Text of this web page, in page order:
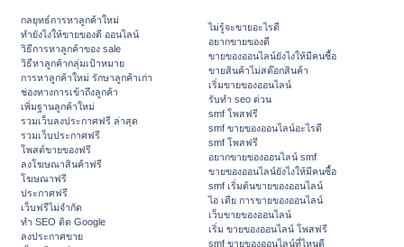
กลยุทธ์การหาลูกค้าใหม่
ทํายังไงให้ขายของดี ออนไลน์
วิธีการหาลูกค้าของ sale
วิธีหาลูกค้ากลุ่มเป้าหมาย
การหาลูกค้าใหม่ รักษาลูกค้าเก่า
ช่องทางการเข้าถึงลูกค้า
เพิ่มฐานลูกค้าใหม่
รวมเว็บลงประกาศฟรี ล่าสุด
รวมเว็บประกาศฟรี
โพสต์ขายของฟรี
ลงโฆษณาสินค้าฟรี
โฆษณาฟรี
ประกาศฟรี
เว็บฟรีไม่จำกัด
ทำ SEO ติด Google
ลงประกาศขาย
ไม่รู้จะขายอะไรดี
อยากขายของดี
ขายของออนไลน์ยังไงให้มีคนซื้อ
ขายสินค้าไม่สต๊อกสินค้า
เริ่มขายของออนไลน์
รับทำ seo ด่วน
smf โพสฟรี
smf ขายของออนไลน์อะไรดี
smf โพสฟรี
อยากขายของออนไลน์ smf
ขายของออนไลน์ยังไงให้มีคนซื้อ
smf เริ่มต้นขายของออนไลน์
ไอ เดีย การขายของออนไลน์
เว็บขายของออนไลน์
เริ่ม ขายของออนไลน์ โพสฟรี
smf ขายของออนไลน์ที่ไหนดี